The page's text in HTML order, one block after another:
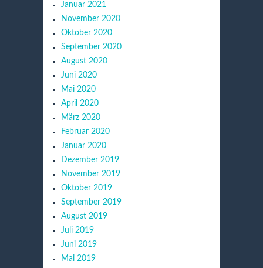
Januar 2021
November 2020
Oktober 2020
September 2020
August 2020
Juni 2020
Mai 2020
April 2020
März 2020
Februar 2020
Januar 2020
Dezember 2019
November 2019
Oktober 2019
September 2019
August 2019
Juli 2019
Juni 2019
Mai 2019